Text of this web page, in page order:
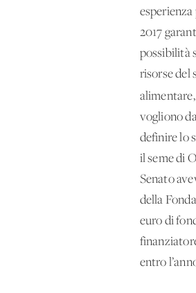
2017
possibilità
risorse del
vogliono
definire lo
il seme di
Senato
della
euro di
entro